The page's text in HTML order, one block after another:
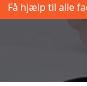
Få hjælp til alle